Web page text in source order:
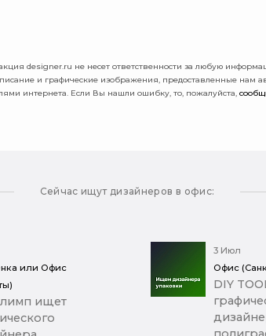
designer.ru не несет ответственности за любую
и графические изображения, предоставленные нам
интернета. Если Вы нашли ошибку, то, пожалуйста,
Сейчас ищут дизайнеров в офис:
или Офис
ищет
3 Июл
Офис
DIY